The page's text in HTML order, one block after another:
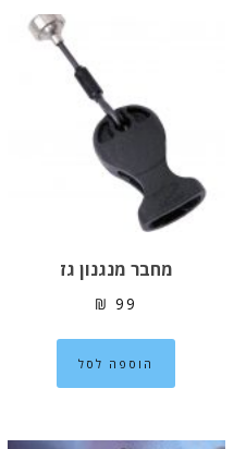
מחבר מנגנון גז
₪ 99
הוספה לסל